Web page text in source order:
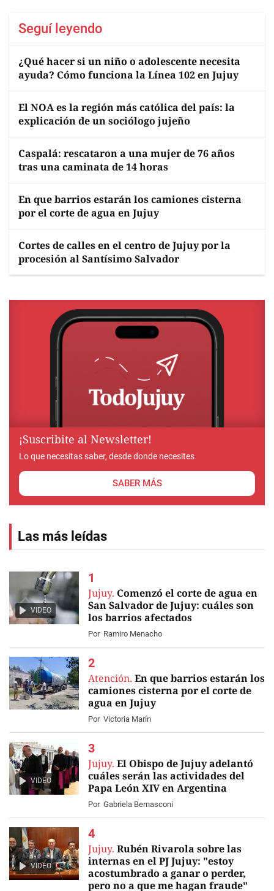
Seguí leyendo
¿Qué hacer si un niño o adolescente necesita
ayuda? Cómo funciona la Línea 102 en Jujuy
El NOA es la región más católica del país: la
explicación de un sociólogo jujeño
Caspalá: rescataron a una mujer de 76 años
tras una caminata de 14 horas
En que barrios estarán los camiones cisterna
por el corte de agua en Jujuy
Cortes de calles en el centro de Jujuy por la
procesión al Santísimo Salvador
¡Suscribite al Newsletter!
Lo que necesitas saber, desde donde necesites
SABER MÁS
Las más leídas
VIDEO
Jujuy. Comenzó el corte de agua en
San Salvador de Jujuy: cuáles son
los barrios afectados
Por Ramiro Menacho
Atención. En que barrios estarán los
camiones cisterna por el corte de
agua en Jujuy
Por Victoria Marín
VIDEO
Jujuy. El Obispo de Jujuy adelantó
cuáles serán las actividades del
Papa León XIV en Argentina
Por Gabriela Bernasconi
VIDEO
Jujuy. Rubén Rivarola sobre las
internas en el PJ Jujuy: "estoy
acostumbrado a ganar o perder,
pero no a que me hagan fraude"